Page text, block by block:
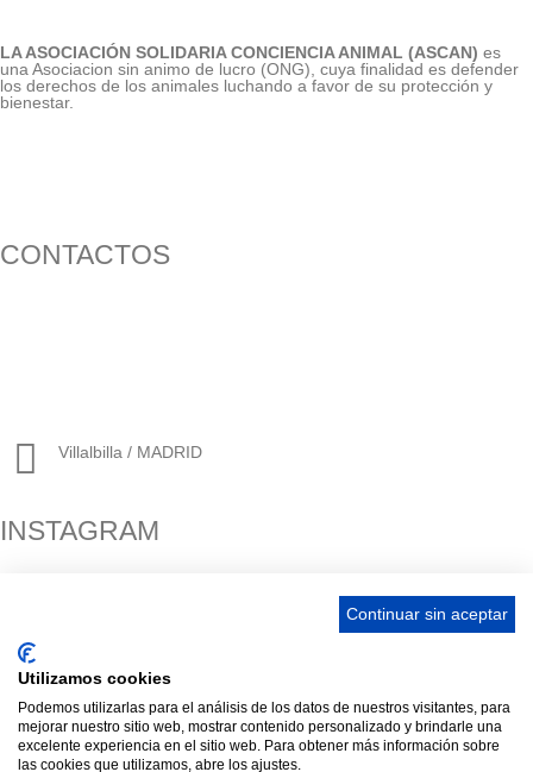
LA ASOCIACIÓN SOLIDARIA CONCIENCIA ANIMAL (ASCAN) es
una Asociacion sin animo de lucro (ONG), cuya finalidad es defender
los derechos de los animales luchando a favor de su protección y
bienestar.
CONTACTOS
Villalbilla / MADRID
INSTAGRAM
ENLACES
Adopta un perro
Política de Privacidad
Continuar sin aceptar
Utilizamos cookies
Podemos utilizarlas para el análisis de los datos de nuestros visitantes, para
mejorar nuestro sitio web, mostrar contenido personalizado y brindarle una
excelente experiencia en el sitio web. Para obtener más información sobre
las cookies que utilizamos, abre los ajustes.